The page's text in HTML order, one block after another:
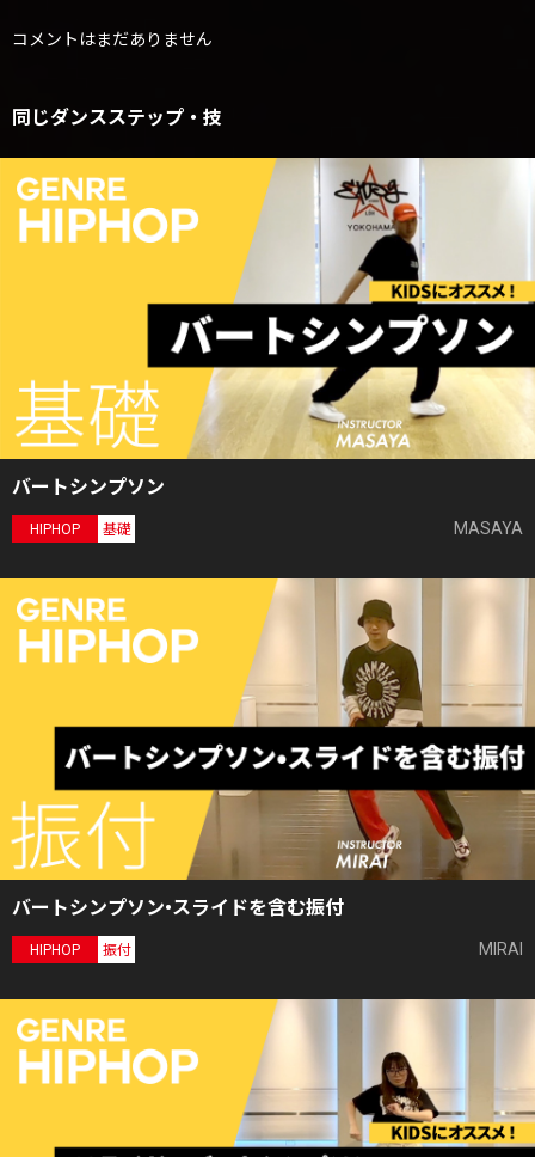
コメントはまだありません
同じダンスステップ・技
バートシンプソン
HIPHOP 基礎 MASAYA
バートシンプソン•スライドを含む振付
HIPHOP 振付 MIRAI